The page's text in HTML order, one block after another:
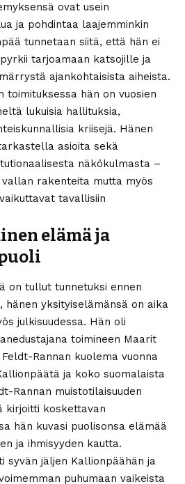
ovat usein
ja pohdintaa laajemminkin
tunnetaan siitä, että hän ei
tarjoamaan katsojille ja
ajankohtaisista aiheista.
toimituksessa hän on vuosien
lukuisia hallituksia,
kriisejä. Hänen
asioita sekä
näkökulmasta –
rakenteita mutta myös
tavallisiin
elämä ja
on tullut tunnetuksi ennen
hänen yksityiselämänsä on aika
julkisuudessa. Hän oli
toimineen Maarit
Rannan kuolema vuonna
ja koko suomalaista
Rannan muistotilaisuuden
kirjoitti koskettavan
hän kuvasi puolisonsa elämää
ja ihmisyyden kautta.
syvän jäljen Kallionpäähän ja
puhumaan vaikeista